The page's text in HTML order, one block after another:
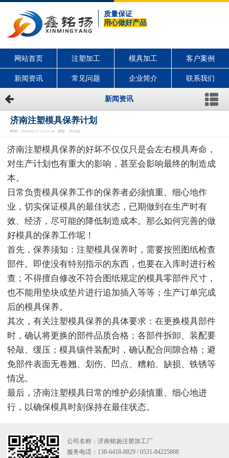
质量保证
用心做好产品
网站首页 注塑加工 模具加工 客户案例
新闻资讯 常见问题 企业简介 联系我们
新闻资讯
济南注塑模具保养计划
时间：2019-02-17 15:51:34 浏览：2926次
济南注塑模具保养的好坏不仅仅只是会左右模具寿命，
对生产计划也有重大的影响，甚至会影响最终的制造成
本。
日常负责模具保养工作的保养者必须慎重、细心地作
业，切实保证模具的最佳状态，已期做到在生产时有
效、经济，尽可能的降低制造成本。那么如何完善的做
好模具的保养工作呢！
首先，保养须知：注塑模具保养时，需要按照图纸检查
部件。即使没有特别指示的东西，也要在入库时进行检
查；不得擅自修改不符合图纸规定的模具零部件尺寸，
也不能用垫块或垫片进行追加插入等等；生产订单完成
后的模具保养。
其次，有关注塑模具保养的具体要求：在更换模具部件
时，确认将更换的部件品质合格；各部件拆卸、装配要
轻敲、缓压；模具镶件装配时，确认配合间隙合格；避
免部件表面无卷翘、划伤、凹点、糟粕、缺损、铁锈等
情况。
最后，济南注塑模具日常的维护必须慎重、细心地进
行，以确保模具时刻保持在最佳状态。
公司名称：济南铭扬注塑加工厂
服务电话：138-6418-8829 / 0531-84225808